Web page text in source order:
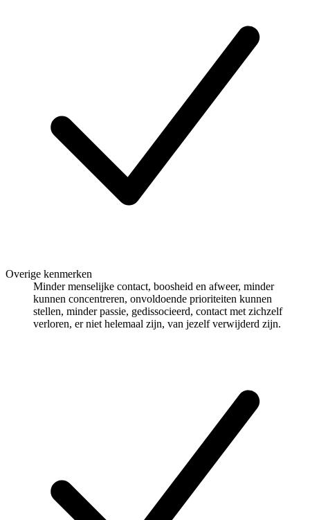
Overige kenmerken
Minder menselijke contact, boosheid en afweer, minder
kunnen concentreren, onvoldoende prioriteiten kunnen
stellen, minder passie, gedissocieerd, contact met zichzelf
verloren, er niet helemaal zijn, van jezelf verwijderd zijn.